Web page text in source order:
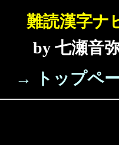
難読漢字ナ
by 七瀬音
→ トップペ